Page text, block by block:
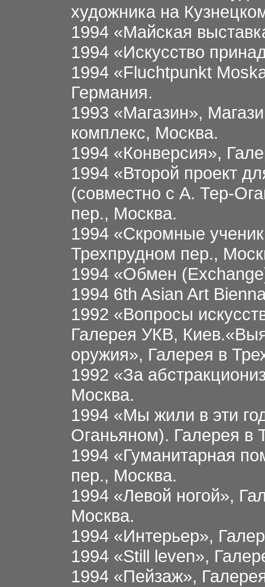
художника на
1994 «Майская
1994 «Искусство
1994 «Fluchtpunkt
Германия.
1993 «Магазин»,
комплекс, Москва.
1994 «Конверсия»,
1994 «Второй проект
(совместно с А. Тер-
пер., Москва.
1994 «Скромные
Трехпрудном пер.,
1994 «Обмен
1994 6th Asian Art
1992 «Вопросы
Галерея УКВ,
оружия», Галерея в
1992 «За
Москва.
1994 «Мы жили в эти
Оганьяном). Галерея в
1994 «Гуманитарная
пер., Москва.
1994 «Левой ногой»,
Москва.
1994 «Интерьер»,
1994 «Still leven»,
1994 «Пейзаж»,